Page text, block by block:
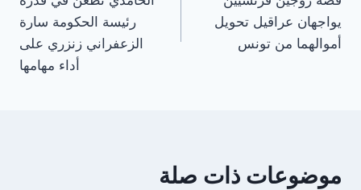
يواجهان عراقيل تحويل
أموالهما من تونس
رئيسة الحكومة سارة
الزعفراني زنزري على
أداء مهامها
موضوعات ذات صلة